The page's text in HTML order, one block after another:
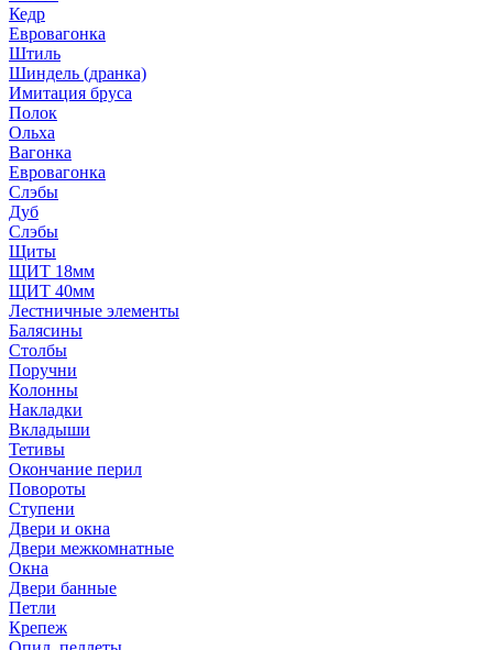
Кедр
Евровагонка
Штиль
Шиндель (дранка)
Имитация бруса
Полок
Ольха
Вагонка
Евровагонка
Слэбы
Дуб
Слэбы
Щиты
ЩИТ 18мм
ЩИТ 40мм
Лестничные элементы
Балясины
Столбы
Поручни
Колонны
Накладки
Вкладыши
Тетивы
Окончание перил
Повороты
Ступени
Двери и окна
Двери межкомнатные
Окна
Двери банные
Петли
Крепеж